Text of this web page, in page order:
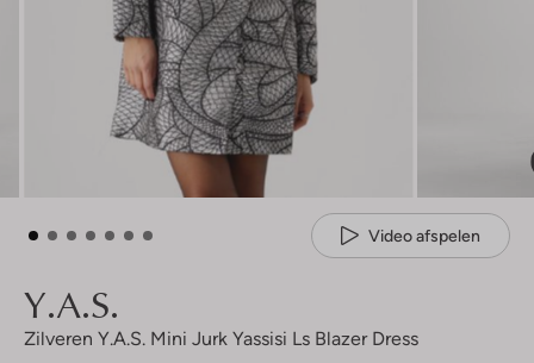
Video afspelen
Y.a.s.
Zilveren Y.a.s. Mini Jurk Yassisi Ls Blazer Dress